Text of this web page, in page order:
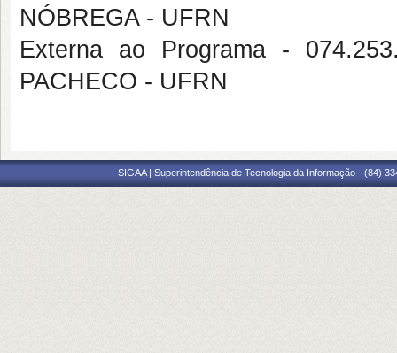
NÓBREGA - UFRN
Externa ao Programa -
PACHECO - UFRN
SIGAA | Superintendência de Tecnologia da Informação - (84)